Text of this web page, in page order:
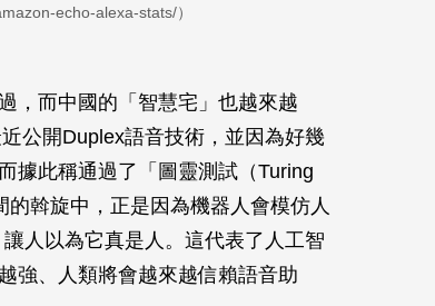
echo-alexa-stats/）
，而中國的「智慧宅」也越來越
公開Duplex語音技術，並因為好幾
據此稱通過了「圖靈測試（Turing
斡旋中，正是因為機器人會模仿人
人以為它真是人。這代表了人工智
強、人類將會越來越信賴語音助